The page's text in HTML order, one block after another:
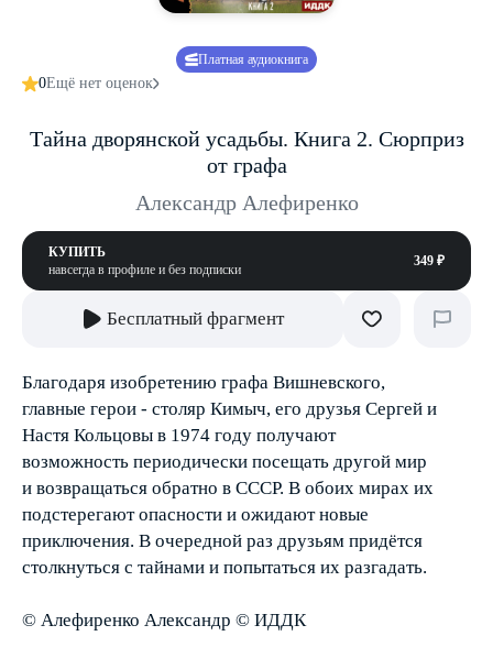
Платная аудиокнига
0Ещё нет оценок
Тайна дворянской усадьбы. Книга 2. Сюрприз
от графа
Александр Алефиренко
КУПИТЬ
навсегда в профиле и без подписки
349 ₽
Бесплатный фрагмент
Благодаря изобретению графа Вишневского,
главные герои - столяр Кимыч, его друзья Сергей и
Настя Кольцовы в 1974 году получают
возможность периодически посещать другой мир
и возвращаться обратно в СССР. В обоих мирах их
подстерегают опасности и ожидают новые
приключения. В очередной раз друзьям придётся
столкнуться с тайнами и попытаться их разгадать.
© Алефиренко Александр © ИДДК